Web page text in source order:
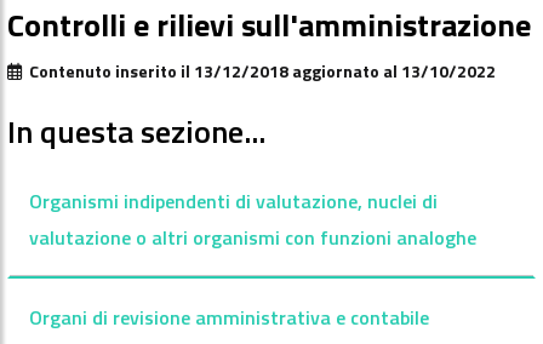
Controlli e rilievi sull'amministrazione
Contenuto inserito il 13/12/2018 aggiornato al 13/10/2022
In questa sezione...
Organismi indipendenti di valutazione, nuclei di
valutazione o altri organismi con funzioni analoghe
Organi di revisione amministrativa e contabile